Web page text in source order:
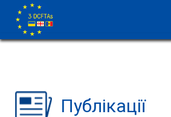
Публікації